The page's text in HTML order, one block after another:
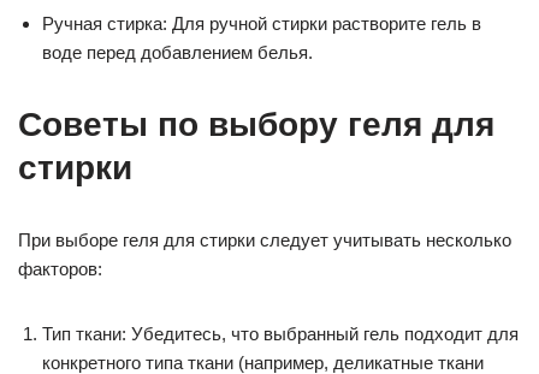
Ручная стирка: Для ручной стирки растворите гель в
воде перед добавлением белья.
Советы по выбору геля для
стирки
При выборе геля для стирки следует учитывать несколько
факторов:
Тип ткани: Убедитесь, что выбранный гель подходит для
конкретного типа ткани (например, деликатные ткани